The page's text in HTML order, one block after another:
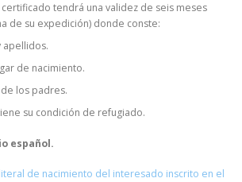
tendrá una validez de seis meses
de su expedición) donde conste:
apellidos.
de nacimiento.
los padres.
su condición de refugiado.
español.
de nacimiento del interesado inscrito en el